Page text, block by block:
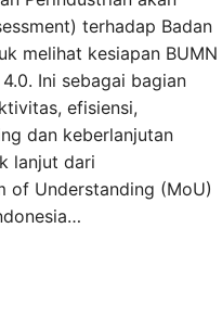
terhadap Badan
melihat kesiapan BUMN
Ini sebagai bagian
efisiensi,
dan keberlanjutan
lanjut dari
of Understanding (MoU)